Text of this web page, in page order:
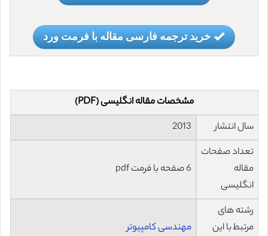
خرید ترجمه فارسی مقاله با فرمت ورد
مشخصات مقاله انگلیسی (PDF)
سال انتشار
2013
تعداد صفحات
مقاله
انگلیسی
6 صفحه با فرمت pdf
رشته های
مرتبط با این
مهندسی کامپیوتر